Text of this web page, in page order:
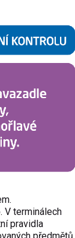
V terminálech
pravidla